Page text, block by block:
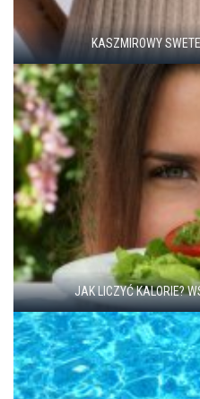
KASZMIROWY
JAK LICZYĆ KALORIE?